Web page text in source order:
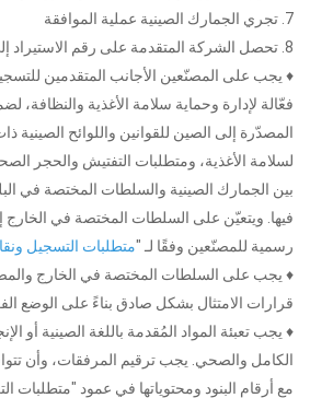
7. تجري الجمارك الصينية عملية الموافقة
8. تحصل الشركة المتقدمة على رقم الاستيراد إلى الصين
♦ يجب على المصنّعين الأجانب المتقدمين
فعّالة لإدارة وحماية سلامة الأغذية والنظافة،
المصدّرة إلى الصين للقوانين واللوائح الصينية
لسلامة الأغذية، ومتطلبات التفتيش والحجر
بين الجمارك الصينية والسلطات المختصة في
فيها. ويتعيّن على السلطات المختصة في الخارج
رسمية للمصنّعين وفقًا لـ "متطلبات التسجيل
♦ يجب على السلطات المختصة في الخارج
قرارات الامتثال بشكل صادق بناءً على الوضع
♦ يجب تعبئة المواد المُقدمة باللغة الصينية أو
الكامل والصحي. يجب ترقيم المرفقات، وأن
مع أرقام البنود ومحتوياتها في عمود "متطلبات